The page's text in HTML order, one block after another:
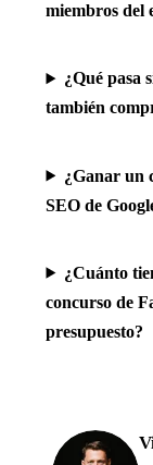
miembros del
¿Qué pasa
también
¿Ganar un
SEO de
¿Cuánto
concurso de
presupuesto?